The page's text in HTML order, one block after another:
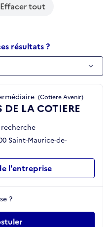
Effacer tout
résultats ?
(Cotiere Avenir)
DE LA COTIERE
Saint-Maurice-de-
l'entreprise
?